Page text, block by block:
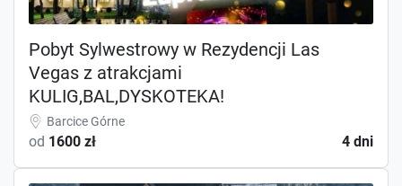
Pobyt Sylwestrowy w Rezydencji Las
Vegas z atrakcjami
KULIG,BAL,DYSKOTEKA!
Barcice Górne
od 1600 zł 4 dni